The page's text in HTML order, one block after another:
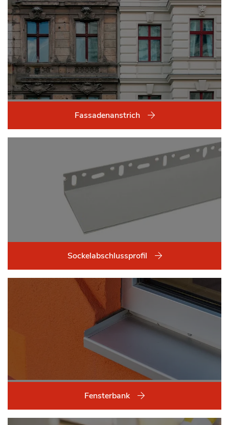
Fassadenanstrich
Sockelabschlussprofil
Fensterbank